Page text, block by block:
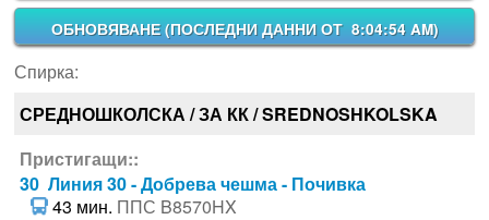
ОБНОВЯВАНЕ (ПОСЛЕДНИ ДАННИ ОТ 8:04:54 AM)
Спирка:
СРЕДНОШКОЛСКА / ЗА КК / SREDNOSHKOLSKA
Пристигащи::
30 Линия 30 - Добрева чешма - Почивка
43 мин. ППС B8570HX